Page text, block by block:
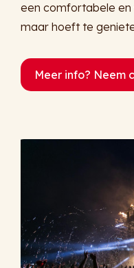
een comfortabele en
maar hoeft te
Meer info? Neem